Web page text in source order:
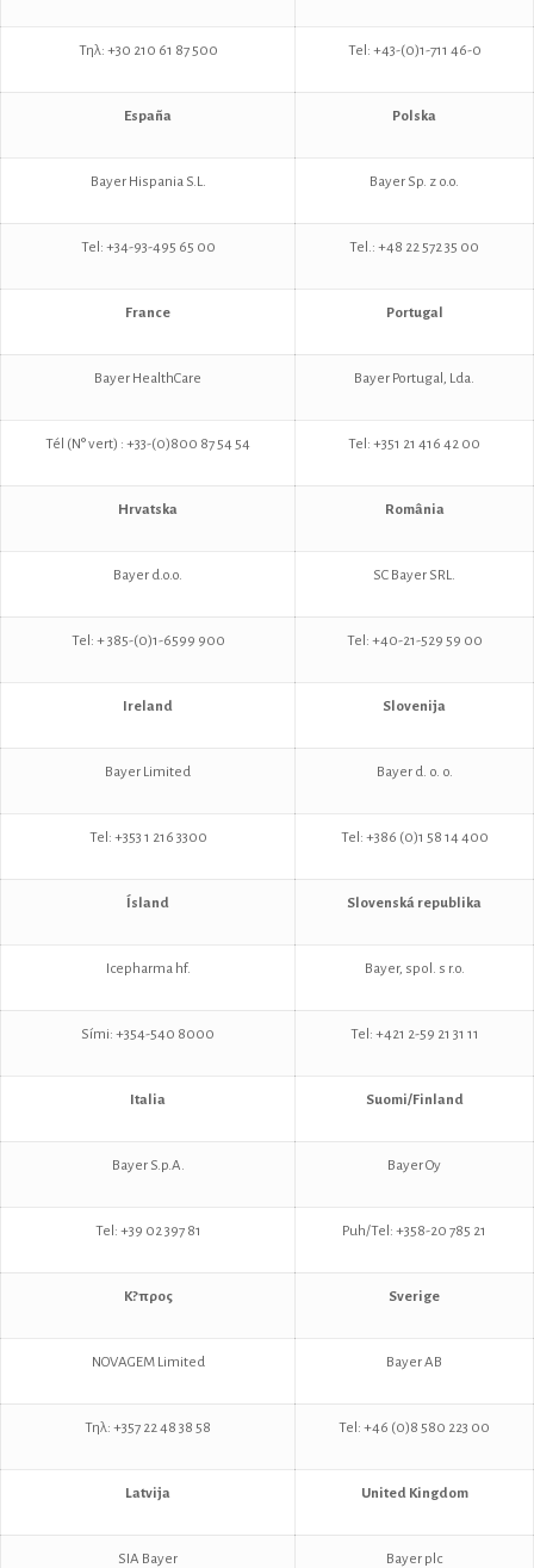
Τηλ: +30 210 61 87 500 Tel: +43-(0)1-711 46-0
España Polska
Bayer Hispania S.L. Bayer Sp. z o.o.
Tel: +34-93-495 65 00 Tel.: +48 22 572 35 00
France Portugal
Bayer HealthCare Bayer Portugal, Lda.
Tél (N° vert) : +33-(0)800 87 54 54 Tel: +351 21 416 42 00
Hrvatska România
Bayer d.o.o. SC Bayer SRL.
Tel: + 385-(0)1-6599 900 Tel: +40-21-529 59 00
Ireland Slovenija
Bayer Limited Bayer d. o. o.
Tel: +353 1 216 3300 Tel: +386 (0)1 58 14 400
Ísland Slovenská republika
Icepharma hf. Bayer, spol. s r.o.
Sími: +354-540 8000 Tel: +421 2-59 21 31 11
Italia Suomi/Finland
Bayer S.p.A. Bayer Oy
Tel: +39 02 397 81 Puh/Tel: +358-20 785 21
Κ?προς Sverige
NOVAGEM Limited Bayer AB
Τηλ: +357 22 48 38 58 Tel: +46 (0)8 580 223 00
Latvija United Kingdom
SIA Bayer Bayer plc